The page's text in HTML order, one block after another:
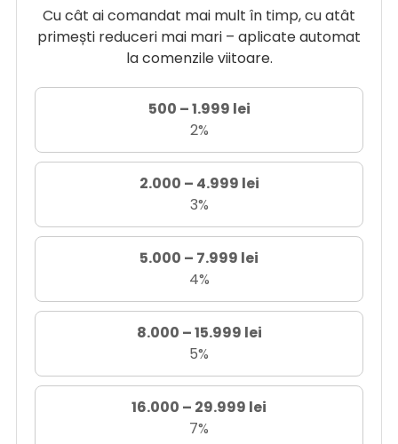
Cu cât ai comandat mai mult în timp, cu atât
primești reduceri mai mari – aplicate automat
la comenzile viitoare.
500 – 1.999 lei
2%
2.000 – 4.999 lei
3%
5.000 – 7.999 lei
4%
8.000 – 15.999 lei
5%
16.000 – 29.999 lei
7%